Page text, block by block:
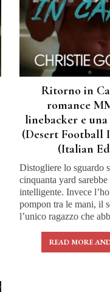
Ritorno in
romance
linebacker e
(Desert Football
(Italian
Distogliere lo sguardo
cinquanta yard sarebbe
intelligente. Invece
pompon tra le mani, il
l’unico ragazzo che
READ MORE